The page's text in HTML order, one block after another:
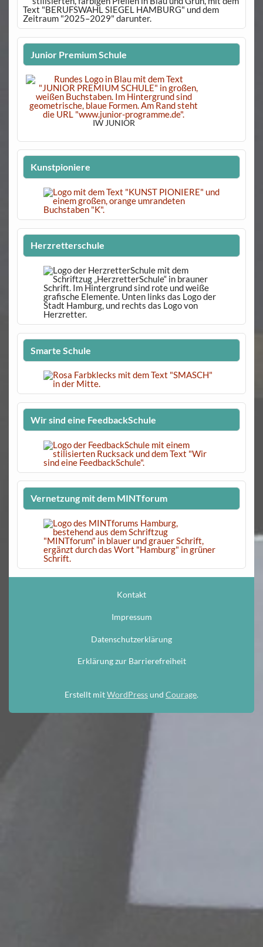
Junior Premium Schule
IW JUNIOR
Kunstpioniere
Herzretterschule
Smarte Schule
Wir sind eine FeedbackSchule
Vernetzung mit dem MINTforum
Kontakt
Impressum
Datenschutzerklärung
Erklärung zur Barrierefreiheit
Erstellt mitWordPressund Courage.